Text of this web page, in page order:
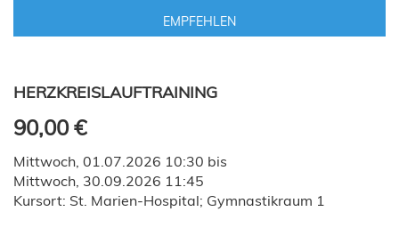
EMPFEHLEN
HERZKREISLAUFTRAINING
90,00 €
Mittwoch, 01.07.2026 10:30 bis
Mittwoch, 30.09.2026 11:45
Kursort: St. Marien-Hospital; Gymnastikraum 1